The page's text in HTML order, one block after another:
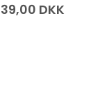
39,00 DKK